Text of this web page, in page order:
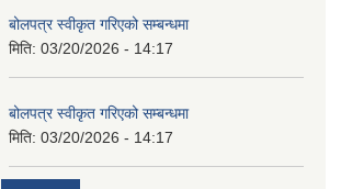
बोलपत्र स्वीकृत गरिएको सम्बन्धमा
मिति: 03/20/2026 - 14:17
बोलपत्र स्वीकृत गरिएको सम्बन्धमा
मिति: 03/20/2026 - 14:17